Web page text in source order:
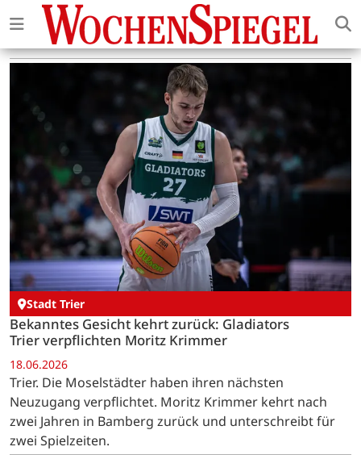
Stadt Trier
Bekanntes Gesicht kehrt zurück: Gladiators
Trier verpflichten Moritz Krimmer
18.06.2026
Trier. Die Moselstädter haben ihren nächsten
Neuzugang verpflichtet. Moritz Krimmer kehrt nach
zwei Jahren in Bamberg zurück und unterschreibt für
zwei Spielzeiten.